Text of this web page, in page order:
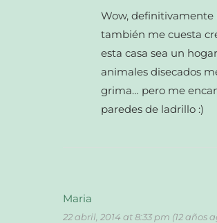
Wow, definitivamente
también me cuesta
esta casa sea un
animales disecados
grima… pero me
paredes de ladrillo :)
Maria
22 abril, 2014 at 8:33 pm (12 años